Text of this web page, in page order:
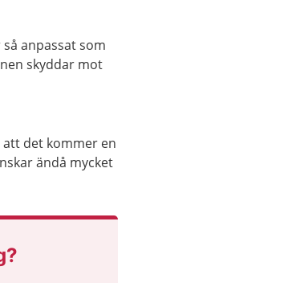
anpassat som
skyddar mot
att det kommer en
ändå mycket